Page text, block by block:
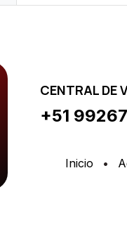
CENTRAL DE
+51
Inicio •